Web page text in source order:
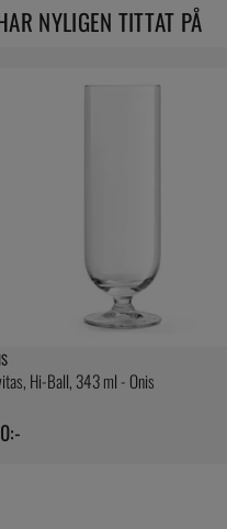
NYLIGEN TITTAT PÅ
Hi-Ball, 343 ml - Onis